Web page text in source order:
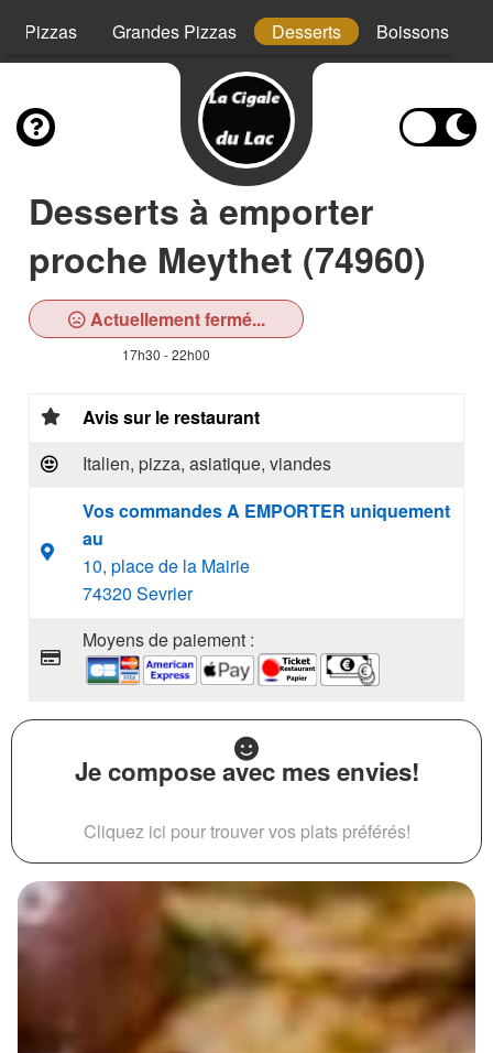
Pizzas Grandes Pizzas Desserts Boissons
Desserts à emporter
proche Meythet (74960)
Actuellement fermé...
17h30 - 22h00
Avis sur le restaurant
Italien, pizza, asiatique, viandes
Vos commandes A EMPORTER uniquement
au
10, place de la Mairie
74320 Sevrier
Moyens de paiement :
Je compose avec mes envies!
Cliquez ici pour trouver vos plats préférés!